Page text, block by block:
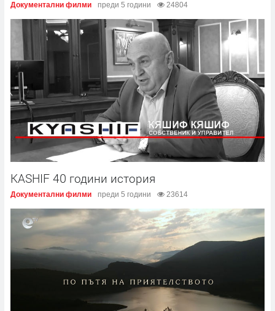
Документални филми преди 5 години 24804
KASHIF 40 години история
Документални филми преди 5 години 23614